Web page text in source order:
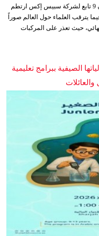
يُعتقد أن جزءاً ضخماً تائهاً من صاروخ فالكون 9 تابع لشركة سبيس إكس ارتطم
يترقب العلماء حول العالم صوراً
حيث تعذر على المركبات
الصيفية ببرامج تعليمية
والعائلات